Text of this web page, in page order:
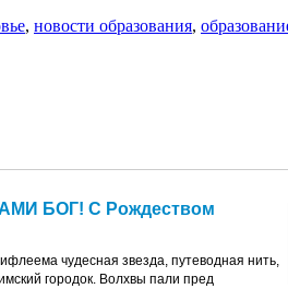
, новости образования,
БОГ! С Рождеством
чудесная звезда, путеводная нить,
городок. Волхвы пали пред